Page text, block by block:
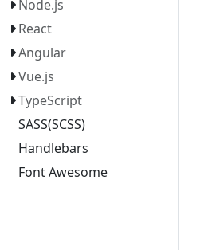
Node.js
React
Angular
Vue.js
TypeScript
SASS(SCSS)
Handlebars
Font Awesome